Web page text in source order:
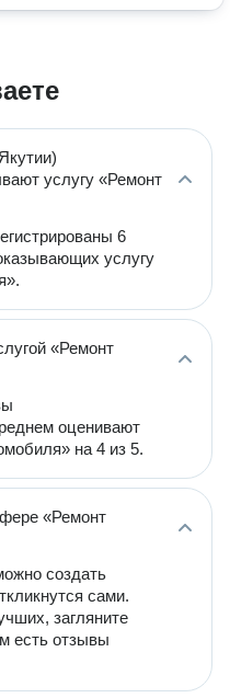
услугу «Ремонт
6
услугу
«Ремонт
оценивают
на 4 из 5.
«Ремонт
создать
сами.
загляните
есть отзывы